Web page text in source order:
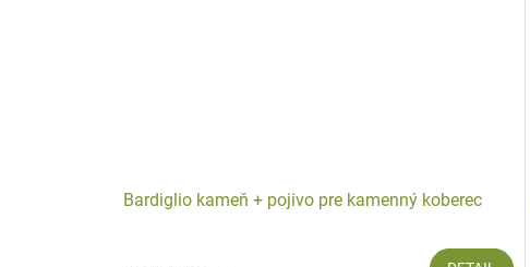
Bardiglio kameň + pojivo pre kamenný koberec